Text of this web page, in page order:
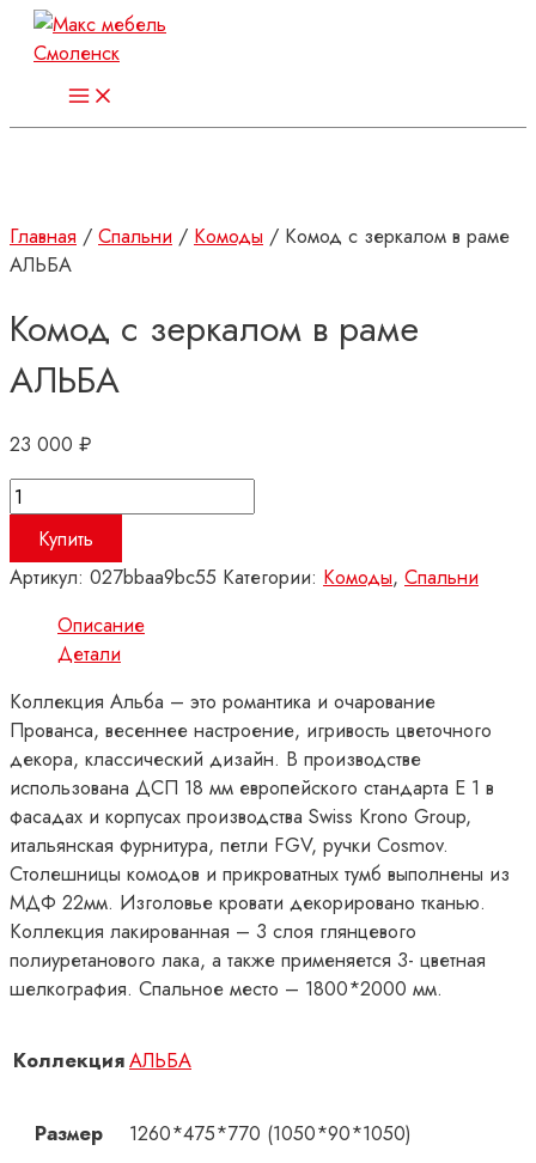
Перейти
Main
Menu
Главная / Спальни / Комоды / Комод с зеркалом в раме
АЛЬБА
Комод с зеркалом в раме
АЛЬБА
23 000 ₽
Количество
товара
Комод
с
АЛЬБА
Купить
Артикул: 027bbaa9bc55 Категории: Комоды, Спальни
Описание
Детали
Коллекция Альба – это романтика и очарование
Прованса, весеннее настроение, игривость цветочного
декора, классический дизайн. В производстве
использована ДСП 18 мм европейского стандарта Е 1 в
фасадах и корпусах производства Swiss Krono Group,
итальянская фурнитура, петли FGV, ручки Cosmov.
Столешницы комодов и прикроватных тумб выполнены из
МДФ 22мм. Изголовье кровати декорировано тканью.
Коллекция лакированная – 3 слоя глянцевого
полиуретанового лака, а также применяется 3- цветная
шелкография. Спальное место – 1800*2000 мм.
КоллекцияАЛЬБА
Размер 1260*475*770 (1050*90*1050)